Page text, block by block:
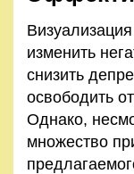
изменить
снизить
освободить
Однако,
множество